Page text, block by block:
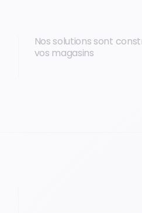
Nos solutions sont
vos magasins